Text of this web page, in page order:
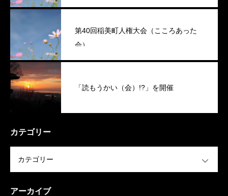
第40回稲美町人権大会（こころあった
会）
「読もうかい（会）!?」を開催
カテゴリー
アーカイブ